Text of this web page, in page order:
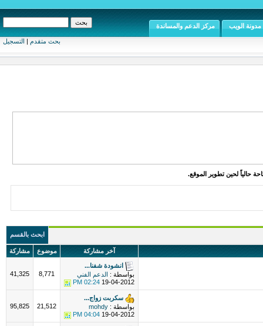
بحث متقدم | التسجيل
مدونة الويب مركز الدعم والمساندة
حالياً لحين تطوير الموقع.
ابحث بالقسم
آخر مشاركة موضوع مشاركة
انشودة شفنا...
بواسطة :
الدعم الفني
19-04-2012
02:24 PM
8,771
41,325
سكربت زواج...
بواسطة : mohdy
19-04-2012
04:04 PM
21,512
95,825